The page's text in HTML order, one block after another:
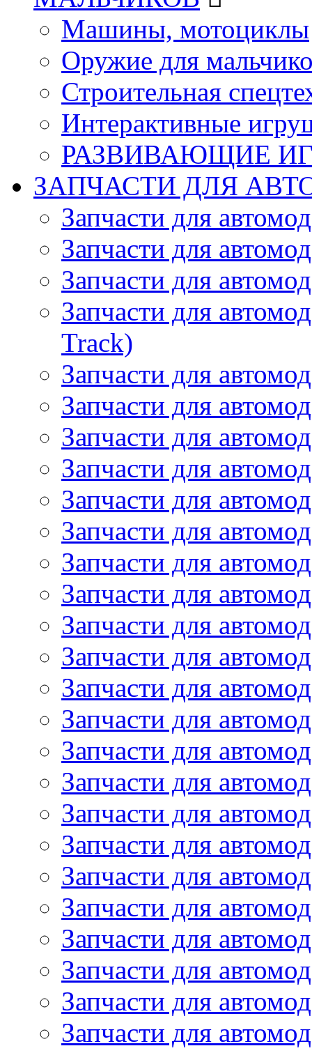
Машины, мотоциклы
Оружие для
Строительная
Интерактивные
РАЗВИВАЮЩИЕ
ЗАПЧАСТИ ДЛЯ
Запчасти для
Запчасти для
Запчасти для
Запчасти для
Track)
Запчасти для
Запчасти для
Запчасти для
Запчасти для
Запчасти для
Запчасти для
Запчасти для
Запчасти для
Запчасти для
Запчасти для
Запчасти для
Запчасти для
Запчасти для
Запчасти для
Запчасти для
Запчасти для
Запчасти для
Запчасти для
Запчасти для
Запчасти для
Запчасти для
Запчасти для